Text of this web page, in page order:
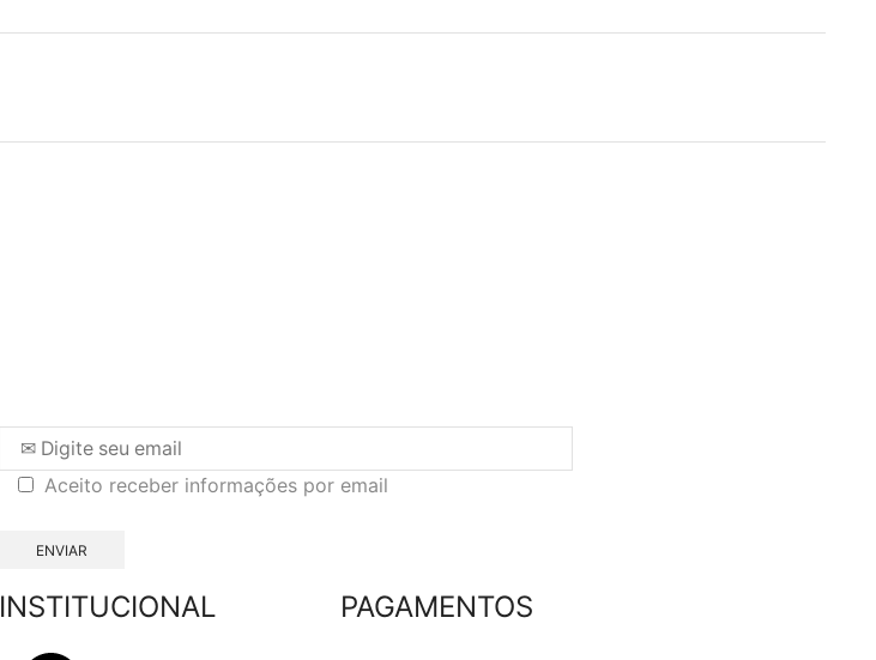
Aceito receber informações por email
INSTITUCIONAL PAGAMENTOS